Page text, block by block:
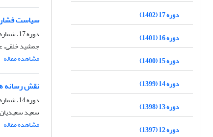
سیاست فشار
دوره 17، شماره 62، بهار 1402، صفحه
جمشید خلقی،
مشاهده مقاله
نقش رسانه
دوره 14، شماره 50، بهار 1399، صفحه
سعید
مشاهده مقاله
دوره 17 (1402)
دوره 16 (1401)
دوره 15 (1400)
دوره 14 (1399)
دوره 13 (1398)
دوره 12 (1397)